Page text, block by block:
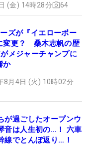
(金) 14時28分 64
ズが『イエローボー
変更？ 桑木志帆の歴
メジャーチャンプに
か
8月4日 (火) 10時02分
が過ごしたオープンウ
音は人生初の…！ 六車
線でとんぼ返り…！